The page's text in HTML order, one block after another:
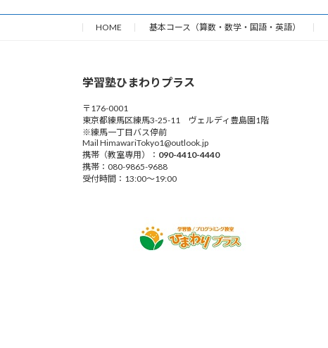
HOME 基本コース（算数・数学・国語・英語）
学習塾ひまわりプラス
〒176-0001
東京都練馬区練馬3-25-11 ヴェルディ豊島園1階
※練馬一丁目バス停前
Mail HimawariTokyo1@outlook.jp
携帯（教室専用）： 090-4410-4440
携帯：080-9865-9688
受付時間：13:00～19:00